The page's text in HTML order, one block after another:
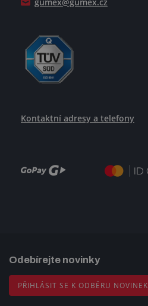
Kontaktní adresy a telefony
Odebírejte novinky
PŘIHLÁSIT SE K ODBĚRU NOVINEK